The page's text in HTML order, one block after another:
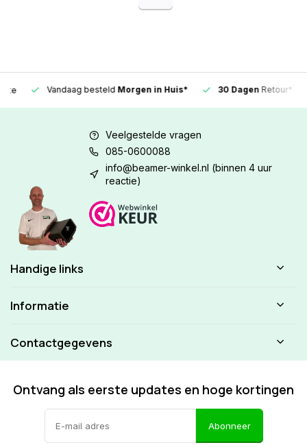
Vandaag besteldMorgen in Huis* 30 DagenRetour*
Veelgestelde vragen
085-0600088
info@beamer-winkel.nl (binnen 4 uur
reactie)
Handige links
Informatie
Contactgegevens
Ontvang als eerste updates en hoge kortingen
Abonneer